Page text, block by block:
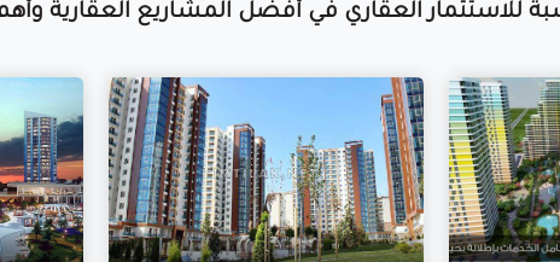
العقاري في أفضل المشاريع العقارية وأهم